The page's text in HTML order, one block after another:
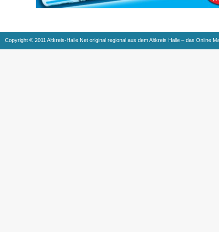
Copyright © 2011 Altkreis-Halle.Net original regional aus dem Altkreis Halle – das Online